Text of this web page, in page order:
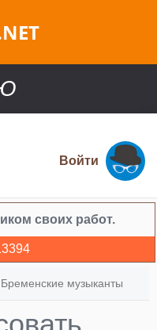
Войти
своих работ.
Бременские музыканты